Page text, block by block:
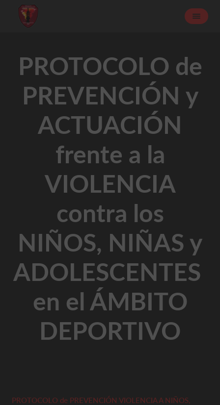
PROTOCOLO de
PREVENCIÓN y
ACTUACIÓN
frente a la
VIOLENCIA
contra los
NIÑOS, NIÑAS y
ADOLESCENTES
en el ÁMBITO
DEPORTIVO
PROTOCOLO de PREVENCIÓN VIOLENCIA A NIÑOS,